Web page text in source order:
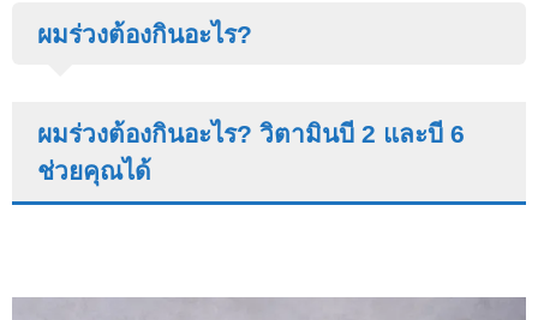
ผมร่วงต้องกินอะไร?
ผมร่วงต้องกินอะไร? วิตามินบี 2 และบี 6
ช่วยคุณได้